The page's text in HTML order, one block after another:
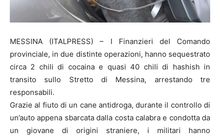
MESSINA (ITALPRESS) – I Finanzieri del Comando
provinciale, in due distinte operazioni, hanno sequestrato
circa 2 chili di cocaina e quasi 40 chili di hashish in
transito sullo Stretto di Messina, arrestando tre
responsabili.
Grazie al fiuto di un cane antidroga, durante il controllo di
un’auto appena sbarcata dalla costa calabra e condotta da
un giovane di origini straniere, i militari hanno